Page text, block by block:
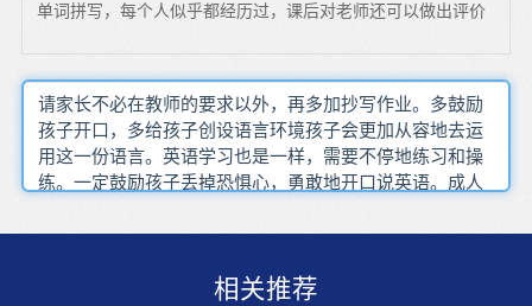
单词拼写，每个人似乎都经历过，课后对老师还可以做出评价
请家长不必在教师的要求以外，再多加抄写作业。多鼓励
孩子开口，多给孩子创设语言环境孩子会更加从容地去运
用这一份语言。英语学习也是一样，需要不停地练习和操
练。一定鼓励孩子丢掉恐惧心，勇敢地开口说英语。成人
的，将会扼杀孩子们的学习兴趣和学习热情。教材是教育
性，直接影响孩子的学习兴趣和效果。低这个阶段也确实
相关推荐